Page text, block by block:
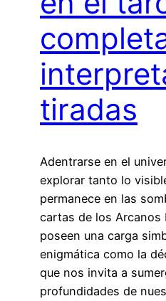
tiradas
Adentrarse en el
explorar tanto lo
permanece en las
cartas de los Arcanos
poseen una carga
enigmática como la
que nos invita a
profundidades de